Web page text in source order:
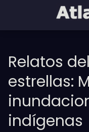
Relatos
estrellas:
indígenas